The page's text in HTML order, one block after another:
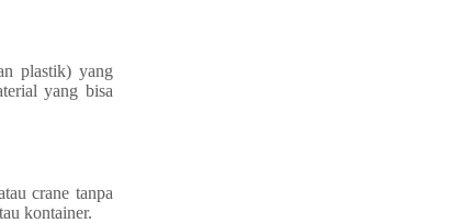
plastik) yang
yang bisa
crane tanpa
kontainer.